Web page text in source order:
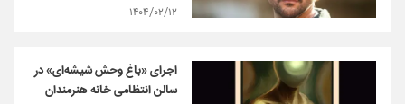
۱۴۰۴/۰۲/۱۲
اجرای «باغ وحش شیشه‌ای» در
سالن انتظامی خانه هنرمندان